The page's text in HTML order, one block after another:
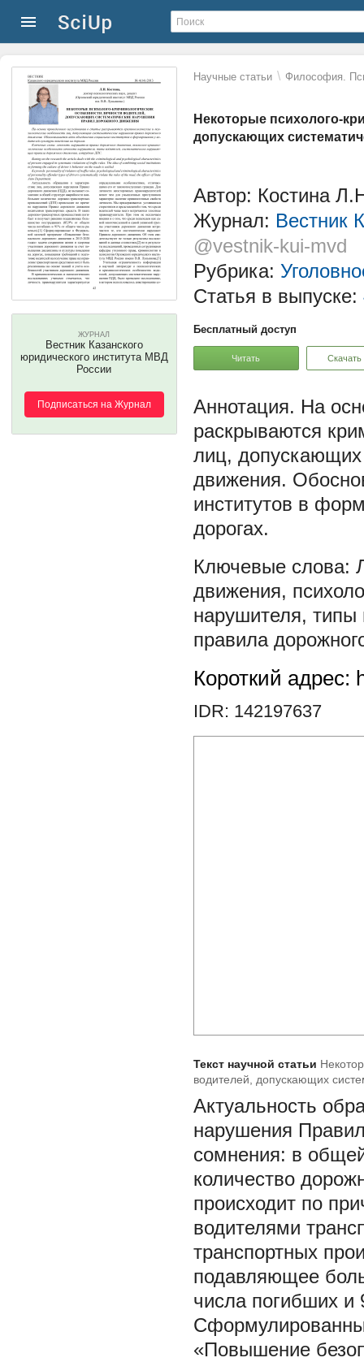
Научные статьи \ Философия.
Некоторые психолого-
допускающих
ЖУРНАЛ
Вестник Казанского
юридического института МВД
России
Подписаться на Журнал
Автор: Костина
Журнал: Вестник
@vestnik-kui-mvd
Рубрика:
Статья в выпуске:
Бесплатный доступ
Читать Скачать
На
раскрываются
лиц, допускающих
движения.
институтов в
дорогах.
движения,
нарушителя, типы
правила
Короткий адрес:
IDR: 142197637
Текст научной статьи
водителей, допускающих
Актуальность
нарушения
сомнения: в
количество
происходит по
водителями
транспортных
подавляющее
числа погибших и
«Повышение